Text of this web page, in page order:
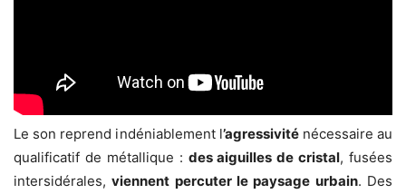
Le son reprend indéniablement l’agressiviténécessaire au
qualificatif de métallique : des aiguilles de cristal, fusées
intersidérales,viennent percuter le paysage urbain. Des